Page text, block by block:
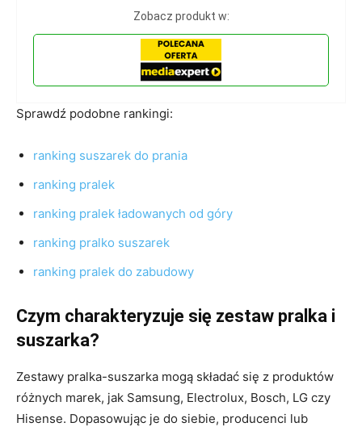
Zobacz produkt w:
Sprawdź podobne rankingi:
ranking suszarek do prania
ranking pralek
ranking pralek ładowanych od góry
ranking pralko suszarek
ranking pralek do zabudowy
Czym charakteryzuje się zestaw pralka i
suszarka?
Zestawy pralka-suszarka mogą składać się z produktów
różnych marek, jak Samsung, Electrolux, Bosch, LG czy
Hisense. Dopasowując je do siebie, producenci lub